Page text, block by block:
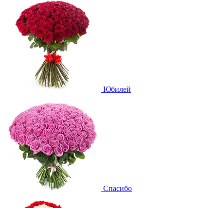
Юбилей
Спасибо